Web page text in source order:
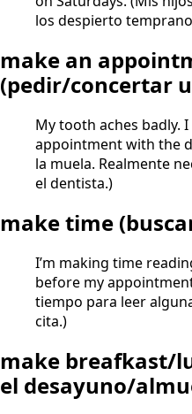
los despierto
make an
(pedir/concertar
My tooth aches badly.
appointment with the
la muela. Realmente
el dentista.)
make time
I’m making time
before my
tiempo para leer
cita.)
make breafkast/
el desayuno/